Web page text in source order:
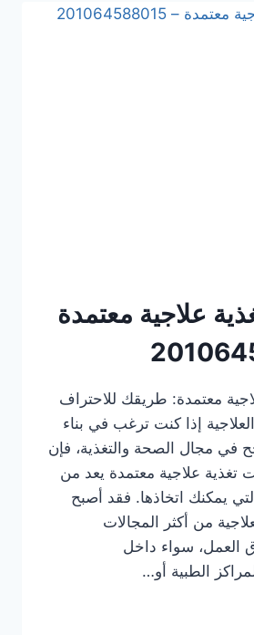
علاجية معتمدة
معتمدة: طريقك للاحتراف
إذا كنت ترغب في بناء
في مجال الصحة والتغذية، فإن
تغذية علاجية معتمدة يعد من
يمكنك اتخاذها. فقد أصبح
من أكثر المجالات
العمل، سواء داخل
الطبية أو…